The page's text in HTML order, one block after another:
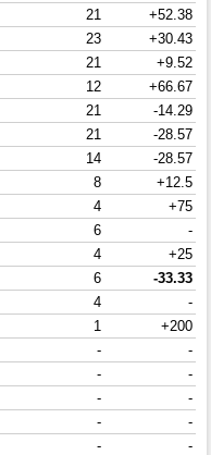
21
+52.38
23
+30.43
21
+9.52
12
+66.67
21
-14.29
21
-28.57
14
-28.57
8
+12.5
4
+75
6
-
4
+25
6
-33.33
4
-
1
+200
-
-
-
-
-
-
-
-
-
-